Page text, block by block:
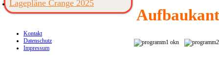
Lagepläne Crange 2025
Kontakt
Datenschutz
Impressum